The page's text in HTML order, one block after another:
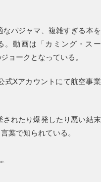
パジャマ、複雑すぎる本を
。動画は「カミング・スー
ークとなっている。
式Xアカウントにて航空事業
れたり爆発したり悪い結末
葉で知られている。